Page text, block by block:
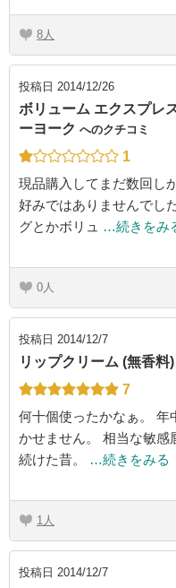
8
投稿日 2014/12/26
ボリューム エクスプレ
ーヨーク へのクチコミ
1
現品購入してまだ数回し
好みではありませんでし
グとかボリュ …続きをみ
0
投稿日 2014/12/7
リップクリーム (無香料
7
何十個使ったかなぁ。 年
かせません。 相当な敏感
続けた昔。
…続きをみる
1
投稿日 2014/12/7